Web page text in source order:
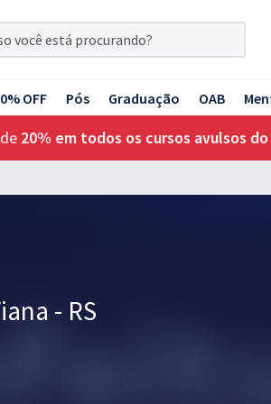
OFF Pós Graduação OAB
20% em todos os cursos avulsos do
- RS